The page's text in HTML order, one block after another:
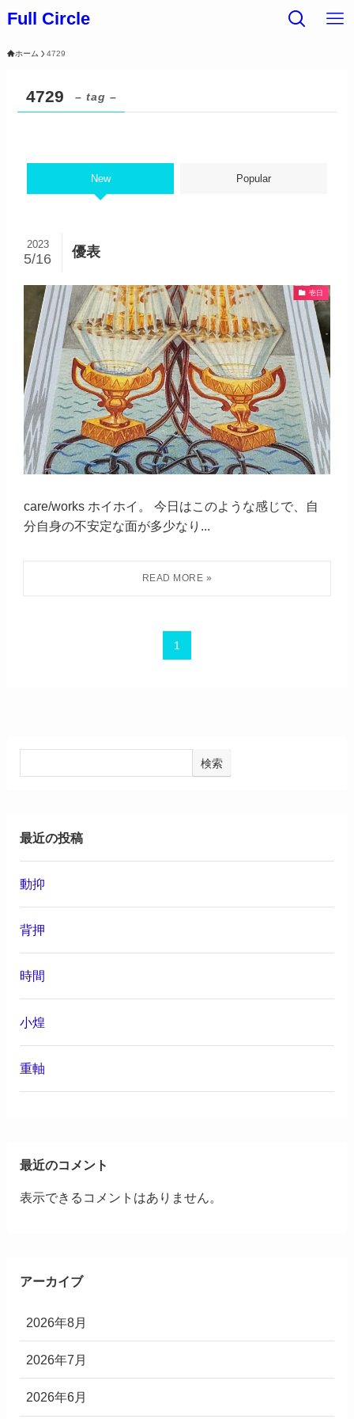
Full Circle
ホーム 4729
4729 – tag –
New Popular
優表
2023
5/16
壱日
care/works ホイホイ。 今日はこのような感じで、自
分自身の不安定な面が多少なり...
1
検索
最近の投稿
動抑
背押
時間
小煌
重軸
最近のコメント
表示できるコメントはありません。
アーカイブ
2026年8月
2026年7月
2026年6月